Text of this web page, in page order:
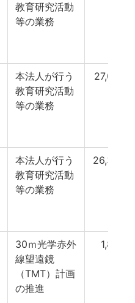
教育研究活動
等の業務
本法人が行う
教育研究活動
等の業務
27,040
本法人が行う
教育研究活動
等の業務
26,345
30ｍ光学赤外
線望遠鏡
（TMT）計画
の推進
1,882